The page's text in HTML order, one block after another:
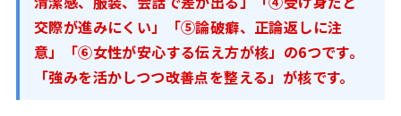
交際が進みにくい」「⑤論破癖、正論返しに注
意」「⑥女性が安心する伝え方が核」の6つです。
「強みを活かしつつ改善点を整える」が核です。